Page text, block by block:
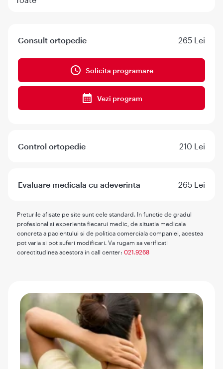
Consult ortopedie 265 Lei
Solicita programare
Vezi program
Control ortopedie 210 Lei
Evaluare medicala cu adeverinta 265 Lei
Preturile afisate pe site sunt cele standard. In functie de gradul
profesional si experienta fiecarui medic, de situatia medicala
concreta a pacientului si de politica comerciala companiei, acestea
pot varia si pot suferi modificari. Va rugam sa verificati
corectitudinea acestora in call center: 021.9268